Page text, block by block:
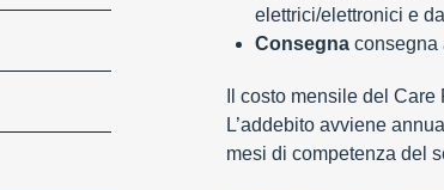
elettrici/elettronici e
Consegnaconsegna
Il costo mensile del
L’addebito avviene
mesi di competenza del